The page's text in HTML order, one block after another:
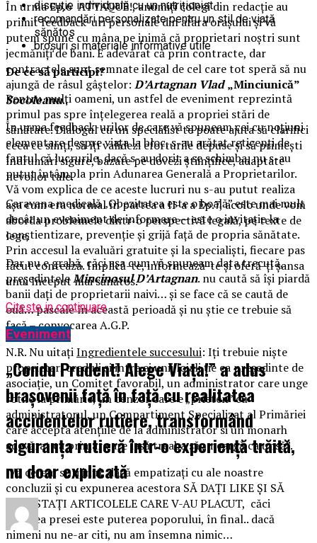
În urma Ep.6 ATTAQUE!, anumiți colegi din redacție au
primit feedback-uri personale din afara orașului și vă
putem spune cu mâna pe inimă că proprietari noștri sunt
jecmăniți de bani. E adevărat că prin contracte, dar
contractele sunt semnate ilegal de cel care tot speră să nu
ajungă de râsul gâștelor: D’Artagnan Vlad„Minciunică”
Socoleanu..
În urma feedback-urilor de care vă spuneam cei cu noțiuni
elementare despre viața la bloc, s-au arătat reticenți de
faptul că lucrurile, dacă s-au dorit a se schimba, nu s-au
putut întâmpla prin Adunarea Generală a Proprietarilor.
Vă vom explica de ce aceste lucruri nu s-au putut realiza
așa cum era normal în partea a II-a a Ep.7, acolo unde vom
aborda problemele dintr-o perspectivă legală, pe texte de
lege.
Dar nu e grabă, căci așa cum vă spuneam data trecută,
președinteleMincinosul D’Artagnan. nu caută să își piardă
banii dați de proprietarii naivi… și se face că se caută de
ouă… pascale în această perioadă și nu știe ce trebuie să
facă – convocarea A.G.P.
N.R. Nu uitațiIngredientele succesului: Iți trebuie niște
proprietari creduli și intre ei unii loiali ție ca președinte de
asociație, un Comitet favorabil, un administrator care unge
rotile la primărie, un cenzor care e „prieten” cu
administratorul, un Compartiment Specializat al Primăriei
care accepta atențiile de la administrator si un monarh
adevărat ca primar care lasă treaba să „meargă ca unsă”.
Vă cerem sprijinul, dacă empatizați cu ale noastre
concluzii și cu expunerea acestora SĂ DAȚI LIKE ȘI SĂ
REPOSTAȚI ARTICOLELE CARE V-AU PLACUT, căci
puterea presei este puterea poporului, în final.. dacă
nimeni nu ne-ar citi, nu am însemna nimic…
discuție individuală cu un nutriționist
recomandări personalizate pentru un stil de viață
sănătos
broșuri și materiale informative utile
De ce să participi?
Pentru mulți oameni, un astfel de eveniment reprezintă
primul pas spre înțelegerea reală a propriei stări de
sănătate. Dialogul cu un specialist te poate ajuta să clarifici
ceea ce simți, să îți validezi eforturile depuse și să primești
îndrumări sigure, bazate pe dovezi științifice, adaptate
nevoilor tale.
Caravana medicală „Obezitatea este o boală” este mai mult
decât un eveniment de informare — este o invitație la
conștientizare, prevenție și grijă față de propria sănătate.
Prin accesul la evaluări gratuite și la specialiști, fiecare pas
făcut contează. Implică-te, informează-te și oferă-ți șansa
unui început mai sănătos.
Citeste in continuare
Eveniment
„Condu Prudent! Alege Viața!” a adus
brașovenii față în față cu realitatea
accidentelor rutiere, transformând
siguranța rutieră într-o experiență trăită,
nu doar explicată